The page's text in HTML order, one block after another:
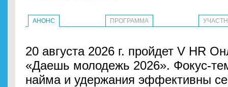
АНОНС ПРОГРАММА
20 августа 2026 г. пройдет V HR
«Даешь молодежь 2026». Фокус-
найма и удержания эффективны